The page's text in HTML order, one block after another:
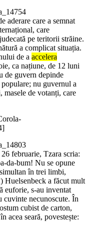
aderare care a semnat
care
pe teritorii străine.
a complicat situația.
de a accelera
ca națiune, de 12 luni
de guvern depinde
nu guvernul a
de votanți, care
februarie, Tzara scria:
da-bum! Nu se opune
în trei limbi,
Huelsenbeck a făcut mult
s-au inventat
cuvinte necunoscute. În
cubist de carton,
acea seară, povestește: